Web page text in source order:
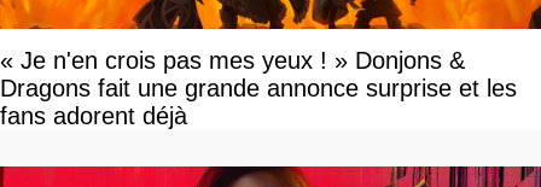
« Je n'en crois pas mes yeux ! » Donjons &
Dragons fait une grande annonce surprise et les
fans adorent déjà